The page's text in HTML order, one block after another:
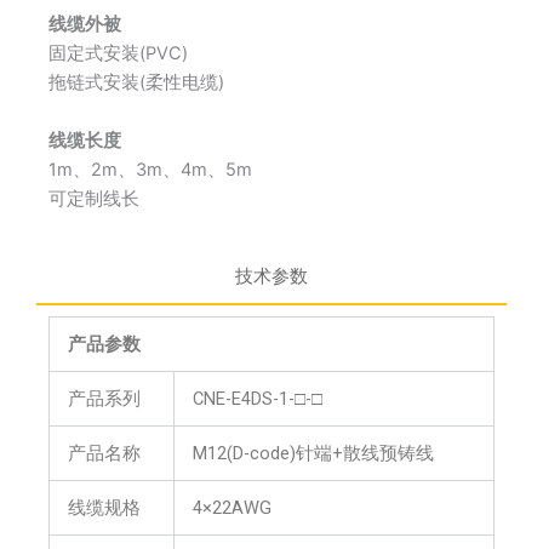
线缆外被
固定式安装(PVC)
拖链式安装(柔性电缆)
线缆长度
1m、2m、3m、4m、5m
可定制线长
技术参数
产品参数
产品系列 CNE-E4DS-1-□-□
产品名称 M12(D-code)针端+散线预铸线
线缆规格 4×22AWG